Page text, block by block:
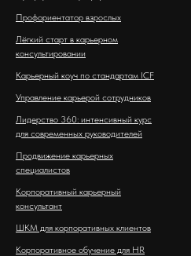
Профориентатор взрослых
Лёгкий старт в карьерном
консультировании
Карьерный коуч по стандартам ICF
Управление карьерой сотрудников
Лидерство 360: интенсивный курс
для современных руководителей
Продвижение карьерных
специалистов
Корпоративный карьерный
консультант
ШКМ для корпоративных клиентов
Корпоративное обучение для HR